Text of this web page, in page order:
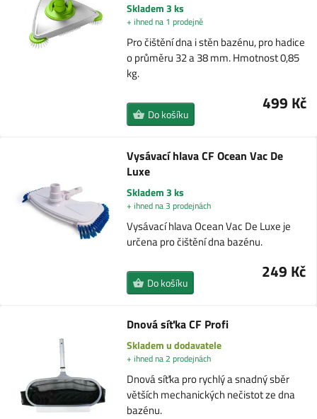
Skladem 3 ks
+ ihned na 1 prodejně
Pro čištění dna i stěn bazénu, pro hadice
o průměru 32 a 38 mm. Hmotnost 0,85
kg.
499 Kč
Do košíku
Vysávací hlava CF Ocean Vac De
Luxe
Skladem 3 ks
+ ihned na 3 prodejnách
Vysávací hlava Ocean Vac De Luxe je
určena pro čištění dna bazénu.
249 Kč
Do košíku
Dnová síťka CF Profi
Skladem u dodavatele
+ ihned na 2 prodejnách
Dnová síťka pro rychlý a snadný sběr
větších mechanických nečistot ze dna
bazénu.